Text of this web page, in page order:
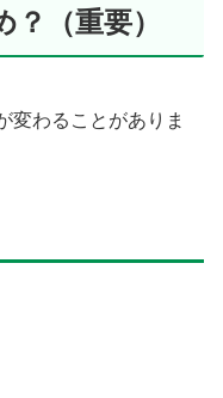
（重要）
変わることがありま